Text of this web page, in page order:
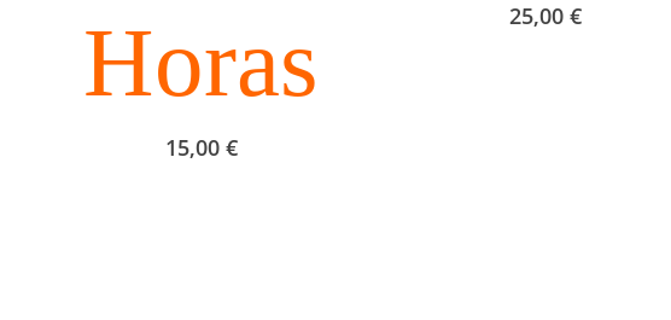
Horas
15,00 €
25,00 €